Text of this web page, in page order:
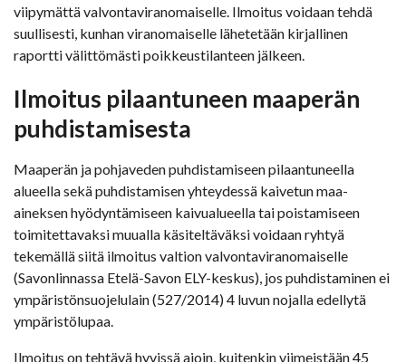
viipymättä valvontaviranomaiselle. Ilmoitus voidaan tehdä
suullisesti, kunhan viranomaiselle lähetetään kirjallinen
raportti välittömästi poikkeustilanteen jälkeen.
Ilmoitus pilaantuneen maaperän
puhdistamisesta
Maaperän ja pohjaveden puhdistamiseen pilaantuneella
alueella sekä puhdistamisen yhteydessä kaivetun maa-
aineksen hyödyntämiseen kaivualueella tai poistamiseen
toimitettavaksi muualla käsiteltäväksi voidaan ryhtyä
tekemällä siitä ilmoitus valtion valvontaviranomaiselle
(Savonlinnassa Etelä-Savon ELY-keskus), jos puhdistaminen ei
ympäristönsuojelulain (527/2014) 4 luvun nojalla edellytä
ympäristölupaa.
Ilmoitus on tehtävä hyvissä ajoin, kuitenkin viimeistään 45